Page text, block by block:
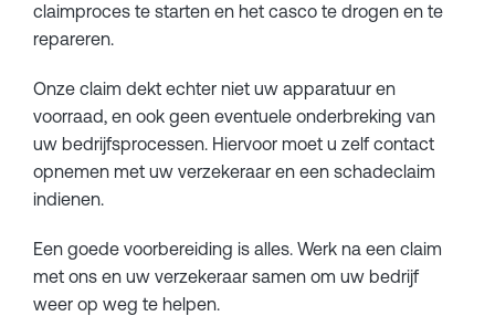
claimproces te starten en het casco te drogen en te
repareren.
Onze claim dekt echter niet uw apparatuur en
voorraad, en ook geen eventuele onderbreking van
uw bedrijfsprocessen. Hiervoor moet u zelf contact
opnemen met uw verzekeraar en een schadeclaim
indienen.
Een goede voorbereiding is alles. Werk na een claim
met ons en uw verzekeraar samen om uw bedrijf
weer op weg te helpen.